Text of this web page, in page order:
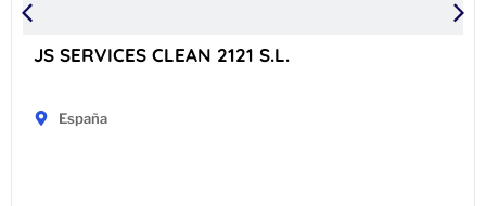
JS SERVICES CLEAN 2121 S.L.
España